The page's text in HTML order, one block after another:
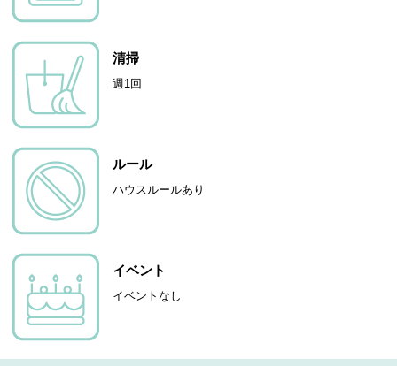
清掃
週1回
ルール
ハウスルールあり
イベント
イベントなし